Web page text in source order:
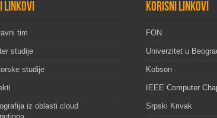
linkovi
tim
studije
studije
iz oblasti cloud
Korisni linkovi
FON
Univerzitet u
Kobson
IEEE Computer
Srpski Krivak